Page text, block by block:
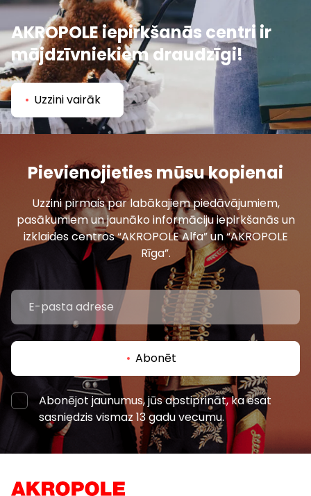
AKROPOLE iepirkšanās centri ir
mājdzīvniekiem draudzīgi!
Uzzini vairāk
Pievienojieties mūsu kopienai
Uzzini pirmais par labākajiem piedāvājumiem,
pasākumiem un jaunāko informāciju iepirkšanās un
izklaides centros “AKROPOLE Alfa” un “AKROPOLE
Rīga”.
Abonēt
Abonējot jaunumus, jūs apstiprināt, ka esat
sasniedzis vismaz 13 gadu vecumu.